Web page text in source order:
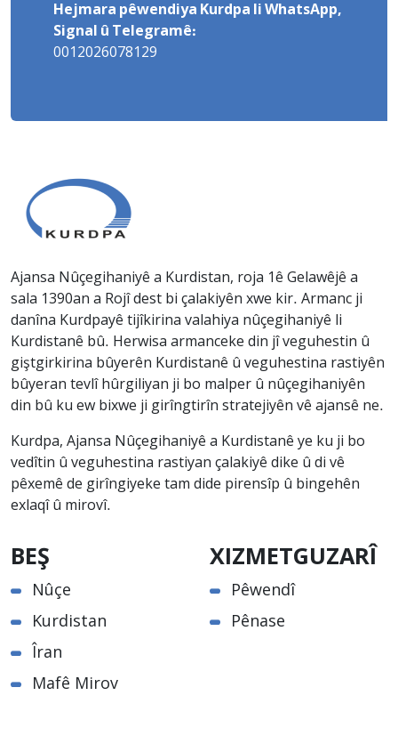
Hejmara pêwendiya Kurdpa li WhatsApp,
Signal û Telegramê:
0012026078129
Ajansa Nûçegihaniyê a Kurdistan, roja 1ê Gelawêjê a
sala 1390an a Rojî dest bi çalakiyên xwe kir. Armanc ji
danîna Kurdpayê tijîkirina valahiya nûçegihaniyê li
Kurdistanê bû. Herwisa armanceke din jî veguhestin û
giştgirkirina bûyerên Kurdistanê û veguhestina rastiyên
bûyeran tevlî hûrgiliyan ji bo malper û nûçegihaniyên
din bû ku ew bixwe ji girîngtirîn stratejiyên vê ajansê ne.
Kurdpa, Ajansa Nûçegihaniyê a Kurdistanê ye ku ji bo
vedîtin û veguhestina rastiyan çalakiyê dike û di vê
pêxemê de girîngiyeke tam dide pirensîp û bingehên
exlaqî û mirovî.
BEŞ
Nûçe
Kurdistan
Îran
Mafê Mirov
XIZMETGUZARÎ
Pêwendî
Pênase